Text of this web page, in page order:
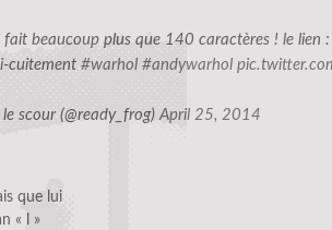
fait beaucoup plus que 140 caractères ! le lien
-cuitement #warhol #andywarhol
scour (@ready_frog)April 25, 2014
que lui
« l »